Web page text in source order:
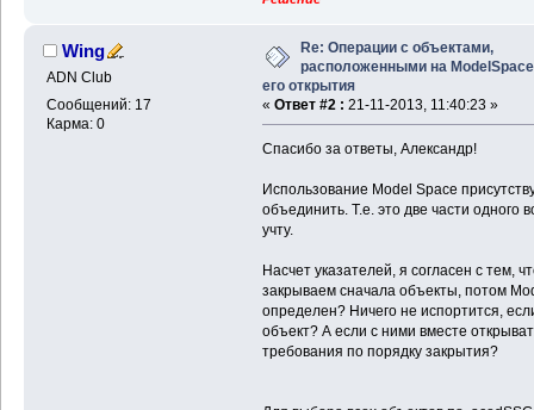
Wing
ADN Club
Сообщений: 17
Карма: 0
Re: Операции с объектами,
расположенными на
его открытия
« Ответ #2 : 21-11-2013, 11:40:23 »
Спасибо за ответы, Александр!
Использование Model Space
объединить. Т.е. это две части одного
учту.
Насчет указателей, я согласен с тем,
закрываем сначала объекты, потом
определен? Ничего не испортится,
объект? А если с ними вместе
требования по порядку закрытия?